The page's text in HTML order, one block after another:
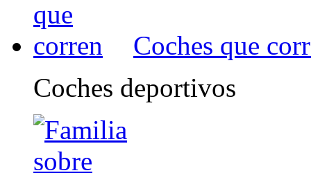
Coches que
Coches deportivos